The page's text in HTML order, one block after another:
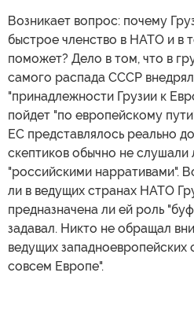
Возникает вопрос: почему
быстрое членство в НАТО и в
поможет? Дело в том, что в
самого распада СССР
"принадлежности Грузии к
пойдет "по европейскому
ЕС представлялось реально
скептиков обычно не слушали
"российскими нарративами".
ли в ведущих странах НАТО
предназначена ли ей роль
задавал. Никто не обращал
ведущих западноевропейских
совсем Европе".